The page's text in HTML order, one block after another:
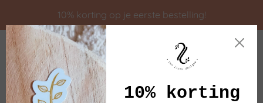
de
content
10% korting op je eerste bestelling!